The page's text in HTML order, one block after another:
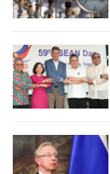
THỜI NAY
NHÂN DÂN
NHÂN DÂN
ĐỌC BÁO IN